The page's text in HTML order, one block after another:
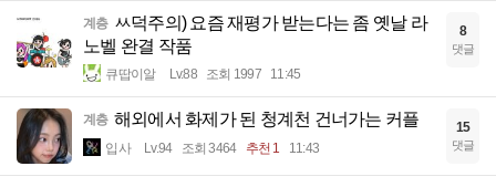
계층 ㅆ덕주의) 요즘 재평가 받는다는 좀 옛날 라
노벨 완결 작품
큐땁이알 Lv.88 조회 1997 11:45
8
댓글
계층 해외에서 화제가 된 청계천 건너가는 커플
입사 Lv.94 조회 3464 추천 1 11:43
15
댓글